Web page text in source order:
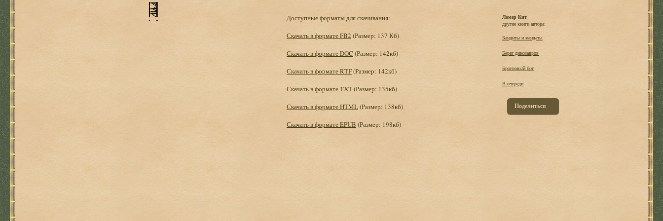
Доступные форматы для скачивания:
Скачать в формате FB2 (Размер: 137 Кб)
Скачать в формате DOC (Размер: 142кб)
Скачать в формате RTF(Размер: 142кб)
Скачать в формате TXT(Размер: 135кб)
Скачать в формате HTML(Размер: 138кб)
Скачать в формате EPUB (Размер: 198кб)
Ломер Кит
другие книги автора:
Бандиты и мандаты
Берег динозавров
Бронзовый бог
В очереди
Поделиться